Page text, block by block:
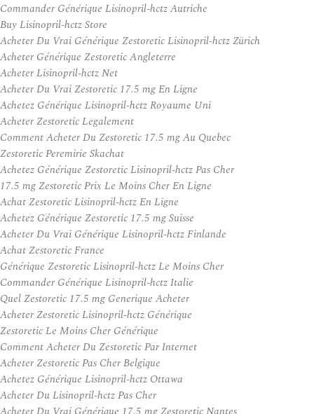
Commander Générique Lisinopril-hctz Autriche
Buy Lisinopril-hctz Store
Acheter Du Vrai Générique Zestoretic Lisinopril-hctz Zürich
Acheter Générique Zestoretic Angleterre
Acheter Lisinopril-hctz Net
Acheter Du Vrai Zestoretic 17.5 mg En Ligne
Achetez Générique Lisinopril-hctz Royaume Uni
Acheter Zestoretic Legalement
Comment Acheter Du Zestoretic 17.5 mg Au Quebec
Zestoretic Peremirie Skachat
Achetez Générique Zestoretic Lisinopril-hctz Pas Cher
17.5 mg Zestoretic Prix Le Moins Cher En Ligne
Achat Zestoretic Lisinopril-hctz En Ligne
Achetez Générique Zestoretic 17.5 mg Suisse
Acheter Du Vrai Générique Lisinopril-hctz Finlande
Achat Zestoretic France
Générique Zestoretic Lisinopril-hctz Le Moins Cher
Commander Générique Lisinopril-hctz Italie
Quel Zestoretic 17.5 mg Generique Acheter
Acheter Zestoretic Lisinopril-hctz Générique
Zestoretic Le Moins Cher Générique
Comment Acheter Du Zestoretic Par Internet
Acheter Zestoretic Pas Cher Belgique
Achetez Générique Lisinopril-hctz Ottawa
Acheter Du Lisinopril-hctz Pas Cher